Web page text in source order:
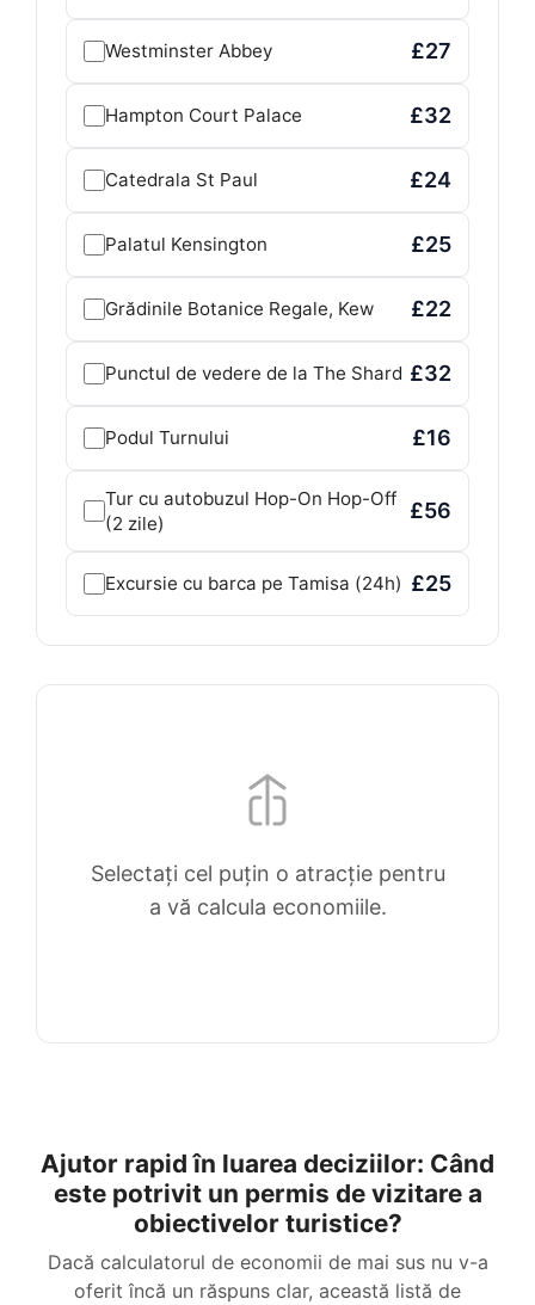
Westminster Abbey £27
Hampton Court Palace £32
Catedrala St Paul £24
Palatul Kensington £25
Grădinile Botanice Regale, Kew £22
Punctul de vedere de la The Shard £32
Podul Turnului £16
Tur cu autobuzul Hop-On Hop-Off
(2 zile)
£56
Excursie cu barca pe Tamisa (24h) £25
Selectați cel puțin o atracție pentru
a vă calcula economiile.
Ajutor rapid în luarea deciziilor: Când
este potrivit un permis de vizitare a
obiectivelor turistice?
Dacă calculatorul de economii de mai sus nu v-a
oferit încă un răspuns clar, această listă de